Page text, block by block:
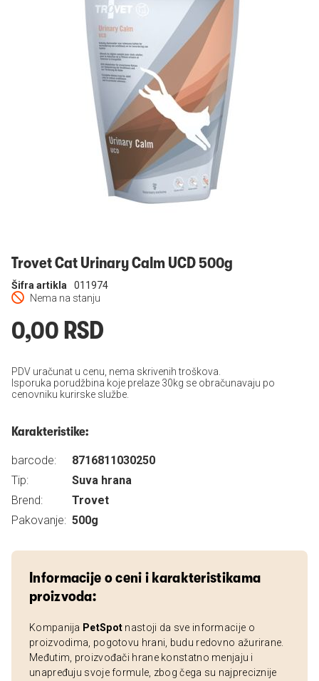
Trovet Cat Urinary Calm UCD 500g
Nema na stanju
Šifra artikla 011974
0,00 RSD
PDV uračunat u cenu, nema skrivenih troškova.
Isporuka porudžbina koje prelaze 30kg se obračunavaju po
cenovniku kurirske službe.
Karakteristike:
barcode:
8716811030250
Tip:
Suva hrana
Brend:
Trovet
Pakovanje: 500g
Informacije o ceni i karakteristikama
proizvoda:
Kompanija PetSpot nastoji da sve informacije o
proizvodima, pogotovu hrani, budu redovno ažurirane.
Međutim, proizvođači hrane konstatno menjaju i
unapređuju svoje formule, zbog čega su najpreciznije